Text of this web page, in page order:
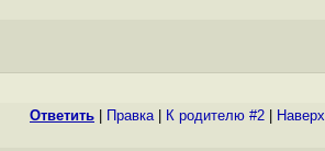
Ответить Правка| К родителю #2 Наверх